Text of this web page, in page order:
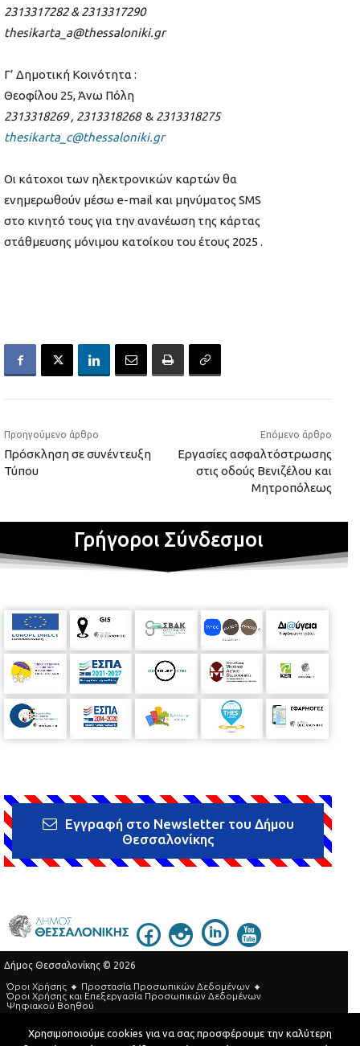
2313317282 & 2313317290
thesikarta a@thessaloniki.gr
Γ’ Δημοτική Κοινότητα :
Θεοφίλου 25, Άνω Πόλη
2313318269 , 2313318268 & 2313318275
thesikarta c@thessaloniki.gr
Οι κάτοχοι των ηλεκτρονικών καρτών θα
ενημερωθούν μέσω e-mail και μηνύματος SMS
στο κινητό τους για την ανανέωση της κάρτας
στάθμευσης μόνιμου κατοίκου του έτους 2025 .
Προηγούμενο άρθρο
Πρόσκληση σε συνέντευξη
Τύπου
Επόμενο άρθρο
Εργασίες ασφαλτόστρωσης
στις οδούς Βενιζέλου και
Μητροπόλεως
Γρήγοροι Σύνδεσμοι
Εγγραφή στο Newsletter του Δήμου
Θεσσαλονίκης
Δήμος Θεσσαλονίκης © 2026
Όροι Χρήσης
Προστασία Προσωπικών Δεδομένων
Όροι Xρήσης και Eπεξεργασία Προσωπικών Δεδομένων
Ψηφιακού Βοηθού
Τηλεφωνικός Κατάλογος
Χρησιμοποιούμε cookies για να σας προσφέρουμε την καλύτερη